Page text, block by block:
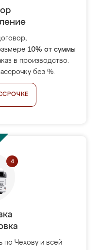
10% от суммы
в производство.
без %.
по Чехову и всей